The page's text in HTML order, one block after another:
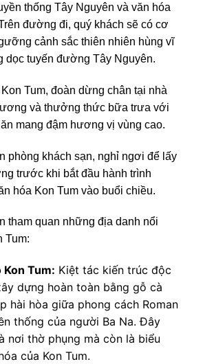
thống Tây Nguyên và văn hóa
đường đi, quý khách sẽ có cơ
cảnh sắc thiên nhiên hùng vĩ
dọc tuyến đường Tây Nguyên.
Tum, đoàn dừng chân tại nhà
và thưởng thức bữa trưa với
mang đậm hương vị vùng cao.
phòng khách sạn, nghỉ ngơi để lấy
trước khi bắt đầu hành trình
hóa Kon Tum vào buổi chiều.
tham quan những địa danh nổi
Tum:
Kon Tum: Kiệt tác kiến trúc độc
dựng hoàn toàn bằng gỗ cà
hài hòa giữa phong cách Roman
thống của người Ba Na. Đây
nơi thờ phụng mà còn là biểu
của Kon Tum.